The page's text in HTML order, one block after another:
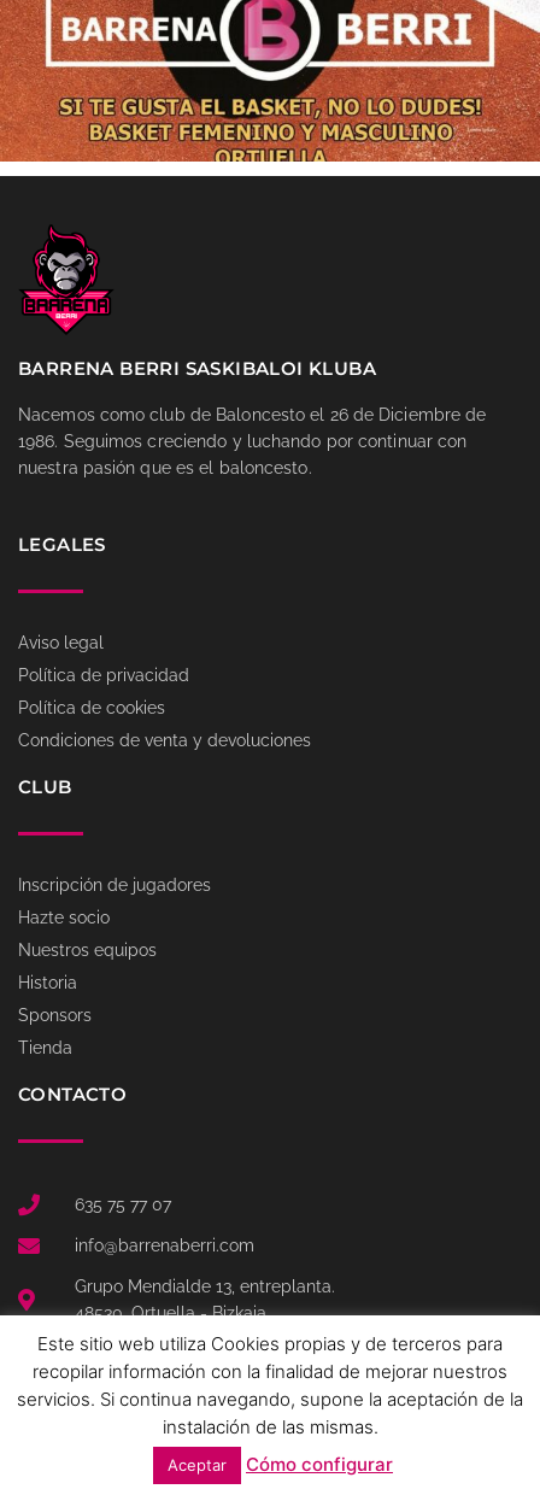
BARRENA BERRI SASKIBALOI KLUBA
Nacemos como club de Baloncesto el 26 de Diciembre de
1986. Seguimos creciendo y luchando por continuar con
nuestra pasión que es el baloncesto.
LEGALES
Aviso legal
Política de privacidad
Política de cookies
Condiciones de venta y devoluciones
CLUB
Inscripción de jugadores
Hazte socio
Nuestros equipos
Historia
Sponsors
Tienda
CONTACTO
635 75 77 07
info@barrenaberri.com
Grupo Mendialde 13, entreplanta.
48530, Ortuella - Bizkaia
T
w
i
t
t
e
r
F
a
c
e
b
o
I
n
s
t
a
r
© 2019 BARRENA BERRI SASKIBALOI KLUBA
Este sitio web utiliza Cookies propias y de terceros para
recopilar información con la finalidad de mejorar nuestros
servicios. Si continua navegando, supone la aceptación de la
instalación de las mismas.
Aceptar Cómo configurar